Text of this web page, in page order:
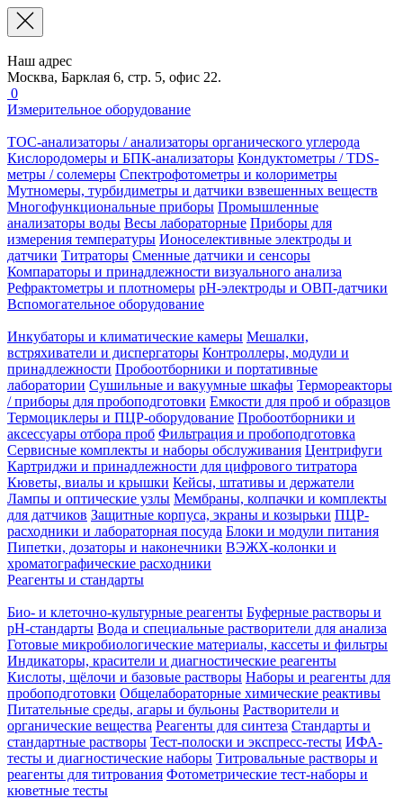
Наш адрес
Москва, Барклая 6, стр. 5, офис 22.
0
Измерительное оборудование
TOC-анализаторы / анализаторы органического углерода
Кислородомеры и БПК-анализаторы Кондуктометры / TDS-
метры / солемеры Спектрофотометры и колориметры
Мутномеры, турбидиметры и датчики взвешенных веществ
Многофункциональные приборы Промышленные
анализаторы воды Весы лабораторные Приборы для
измерения температуры Ионоселективные электроды и
датчики Титраторы Сменные датчики и сенсоры
Компараторы и принадлежности визуального анализа
Рефрактометры и плотномеры pH-электроды и ОВП-датчики
Вспомогательное оборудование
Инкубаторы и климатические камеры Мешалки,
встряхиватели и диспергаторы Контроллеры, модули и
принадлежности Пробоотборники и портативные
лаборатории Сушильные и вакуумные шкафы Термореакторы
/ приборы для пробоподготовки Емкости для проб и образцов
Термоциклеры и ПЦР-оборудование Пробоотборники и
аксессуары отбора проб Фильтрация и пробоподготовка
Сервисные комплекты и наборы обслуживания Центрифуги
Картриджи и принадлежности для цифрового титратора
Кюветы, виалы и крышки Кейсы, штативы и держатели
Лампы и оптические узлы Мембраны, колпачки и комплекты
для датчиков Защитные корпуса, экраны и козырьки ПЦР-
расходники и лабораторная посуда Блоки и модули питания
Пипетки, дозаторы и наконечники ВЭЖХ-колонки и
хроматографические расходники
Реагенты и стандарты
Био- и клеточно-культурные реагенты Буферные растворы и
pH-стандарты Вода и специальные растворители для анализа
Готовые микробиологические материалы, кассеты и фильтры
Индикаторы, красители и диагностические реагенты
Кислоты, щёлочи и базовые растворы Наборы и реагенты для
пробоподготовки Общелабораторные химические реактивы
Питательные среды, агары и бульоны Растворители и
органические вещества Реагенты для синтеза Стандарты и
стандартные растворы Тест-полоски и экспресс-тесты ИФА-
тесты и диагностические наборы Титровальные растворы и
реагенты для титрования Фотометрические тест-наборы и
кюветные тесты